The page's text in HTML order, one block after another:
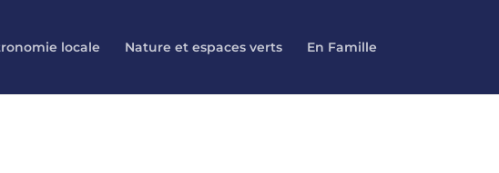
locale Nature et espaces verts En Famille